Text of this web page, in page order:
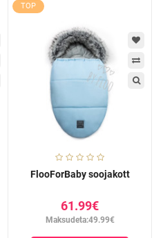
TOP
FlooForBaby soojakott
61.99€
Maksudeta:49.99€